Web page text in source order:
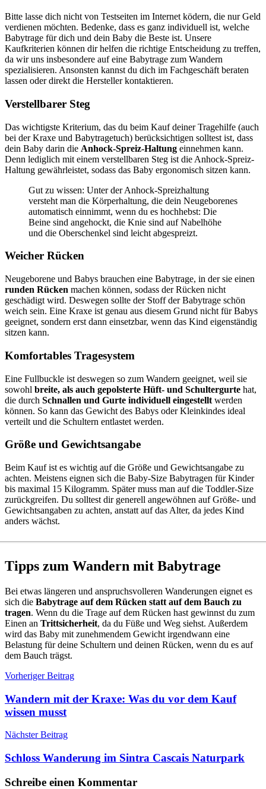
Bitte lasse dich nicht von Testseiten im Internet ködern, die nur Geld
verdienen möchten. Bedenke, dass es ganz individuell ist, welche
Babytrage für dich und dein Baby die Beste ist. Unsere
Kaufkriterien können dir helfen die richtige Entscheidung zu treffen,
da wir uns insbesondere auf eine Babytrage zum Wandern
spezialisieren. Ansonsten kannst du dich im Fachgeschäft beraten
lassen oder direkt die Hersteller kontaktieren.
Verstellbarer Steg
Das wichtigste Kriterium, das du beim Kauf deiner Tragehilfe (auch
bei der Kraxe und Babytragetuch) berücksichtigen solltest ist, dass
dein Baby darin die Anhock-Spreiz-Haltung einnehmen kann.
Denn lediglich mit einem verstellbaren Steg ist die Anhock-Spreiz-
Haltung gewährleistet, sodass das Baby ergonomisch sitzen kann.
Gut zu wissen: Unter der Anhock-Spreizhaltung
versteht man die Körperhaltung, die dein Neugeborenes
automatisch einnimmt, wenn du es hochhebst: Die
Beine sind angehockt, die Knie sind auf Nabelhöhe
und die Oberschenkel sind leicht abgespreizt.
Weicher Rücken
Neugeborene und Babys brauchen eine Babytrage, in der sie einen
runden Rücken machen können, sodass der Rücken nicht
geschädigt wird. Deswegen sollte der Stoff der Babytrage schön
weich sein. Eine Kraxe ist genau aus diesem Grund nicht für Babys
geeignet, sondern erst dann einsetzbar, wenn das Kind eigenständig
sitzen kann.
Komfortables Tragesystem
Eine Fullbuckle ist deswegen so zum Wandern geeignet, weil sie
sowohl breite, als auch gepolsterte Hüft- und Schultergurte hat,
die durch Schnallen und Gurte individuell eingestellt werden
können. So kann das Gewicht des Babys oder Kleinkindes ideal
verteilt und die Schultern entlastet werden.
Größe und Gewichtsangabe
Beim Kauf ist es wichtig auf die Größe und Gewichtsangabe zu
achten. Meistens eignen sich die Baby-Size Babytragen für Kinder
bis maximal 15 Kilogramm. Später muss man auf die Toddler-Size
zurückgreifen. Du solltest dir generell angewöhnen auf Größe- und
Gewichtsangaben zu achten, anstatt auf das Alter, da jedes Kind
anders wächst.
Tipps zum Wandern mit Babytrage
Bei etwas längeren und anspruchsvolleren Wanderungen eignet es
sich die Babytrage auf dem Rücken statt auf dem Bauch zu
tragen. Wenn du die Trage auf dem Rücken hast gewinnst du zum
Einen an Trittsicherheit, da du Füße und Weg siehst. Außerdem
wird das Baby mit zunehmendem Gewicht irgendwann eine
Belastung für deine Schultern und deinen Rücken, wenn du es auf
dem Bauch trägst.
Outdoor-
Beitragsnavigation
Vorheriger Beitrag
Wandern mit der Kraxe: Was du vor dem Kauf
wissen musst
Nächster Beitrag
Schloss Wanderung im Sintra Cascais Naturpark
Schreibe einen Kommentar